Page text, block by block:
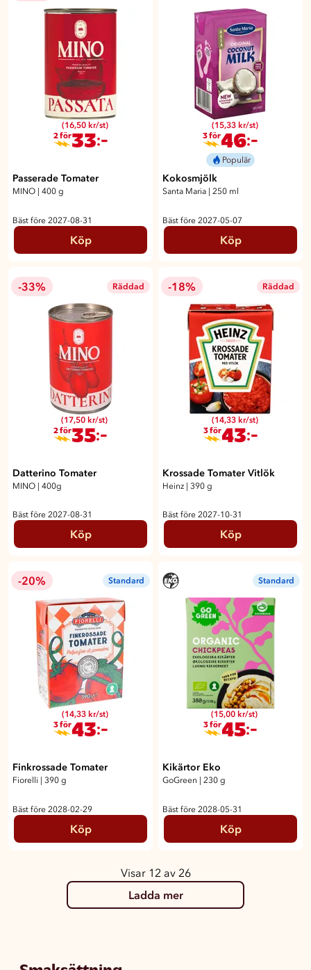
(16,50 kr/st)
2 för33:-
Passerade Tomater
MINO 400 g
Bäst före 2027-08-31
Köp
(15,33 kr/st)
3 för46:-
Populär
Kokosmjölk
Santa Maria 250 ml
Bäst före 2027-05-07
Köp
-33% Räddad
(17,50 kr/st)
2 för35:-
Datterino Tomater
MINO | 400g
Bäst före 2027-08-31
Köp
-18% Räddad
(14,33 kr/st)
3 för43:-
Krossade Tomater Vitlök
Heinz | 390 g
Bäst före 2027-10-31
Köp
-20% Standard
(14,33 kr/st)
3 för43:-
Finkrossade Tomater
Fiorelli 390 g
Bäst före 2028-02-29
Köp
Standard
(15,00 kr/st)
3 för45:-
Kikärtor Eko
GoGreen 230 g
Bäst före 2028-05-31
Köp
Visar 12 av 26
Ladda mer